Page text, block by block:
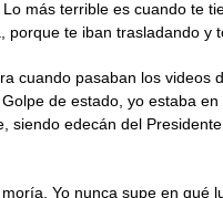
más terrible es cuando te
te iban trasladando y
cuando pasaban los videos
de estado, yo estaba
siendo edecán del
Yo nunca supe en qué